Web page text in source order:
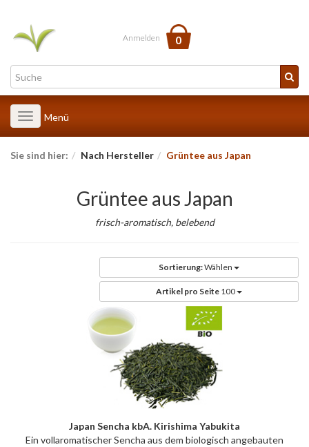
Anmelden 0
Toggle
navigation
Menü
Sie sind hier: Nach Hersteller Grüntee aus Japan
Grüntee aus Japan
frisch-aromatisch, belebend
Sortierung:Wählen
Artikel pro Seite 100
Japan Sencha kbA. Kirishima Yabukita
Ein vollaromatischer Sencha aus dem biologisch angebauten